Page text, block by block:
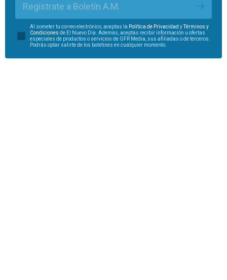
Regístrate a Boletín A.M.
Al someter tu correo electrónico, aceptas la Política de Privacidad yTérminos y
Condiciones de El Nuevo Día. Además, aceptas recibir información u ofertas
especiales de productos o servicios de GFR Media, sus afiliadas o de terceros.
Podrás optar salirte de los boletines en cualquier momento.